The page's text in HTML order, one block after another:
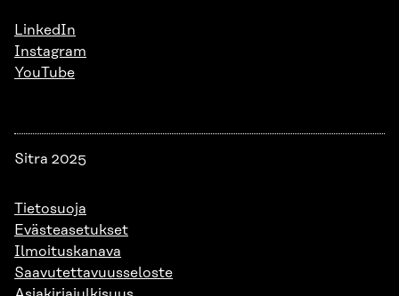
LinkedIn
Instagram
YouTube
Sitra 2025
Tietosuoja
Evästeasetukset
Ilmoituskanava
Saavutettavuusseloste